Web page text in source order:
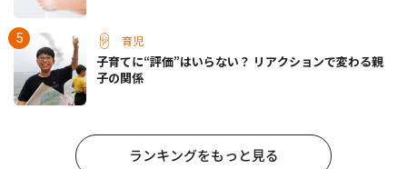
育児
子育てに“評価”はいらない？ リアクションで変わる親
子の関係
ランキングをもっと見る